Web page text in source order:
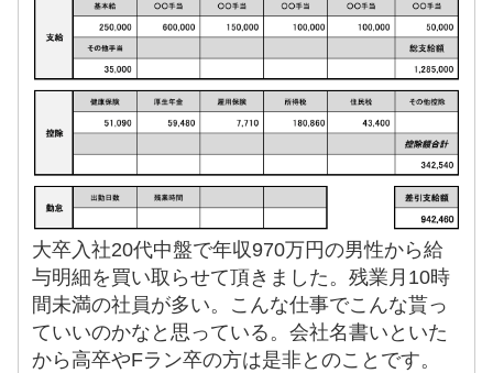
大卒入社20代中盤で年収970万円の男性から給
与明細を買い取らせて頂きました。残業月10時
間未満の社員が多い。こんな仕事でこんな貰っ
ていいのかなと思っている。会社名書いといた
から高卒やFラン卒の方は是非とのことです。